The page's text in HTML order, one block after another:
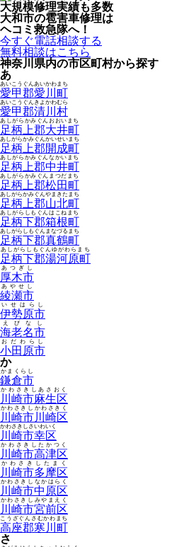
大規模修理実績も多数
大和市の雹害車修理は
ヘコミ救急隊へ！
今すぐ電話相談する
無料相談はこちら
神奈川県内の市区町村から探す
あ
愛甲郡愛川町
あいこうぐんあいかわまち
愛甲郡清川村
あいこうぐんきよかわむら
足柄上郡大井町
あしがらかみぐんおおいまち
足柄上郡開成町
あしがらかみぐんかいせいまち
足柄上郡中井町
あしがらかみぐんなかいまち
足柄上郡松田町
あしがらかみぐんまつだまち
足柄上郡山北町
あしがらかみぐんやまきたまち
足柄下郡箱根町
あしがらしもぐんはこねまち
足柄下郡真鶴町
あしがらしもぐんまなづるまち
足柄下郡湯河原町
あしがらしもぐんゆがわらまち
厚木市
あつぎし
綾瀬市
あやせし
伊勢原市
いせはらし
海老名市
えびなし
小田原市
おだわらし
か
鎌倉市
かまくらし
川崎市麻生区
かわさきしあさおく
川崎市川崎区
かわさきしかわさきく
川崎市幸区
かわさきしさいわいく
川崎市高津区
かわさきしたかつく
川崎市多摩区
かわさきしたまく
川崎市中原区
かわさきしなかはらく
川崎市宮前区
かわさきしみやまえく
高座郡寒川町
こうざぐんさむかわまち
さ